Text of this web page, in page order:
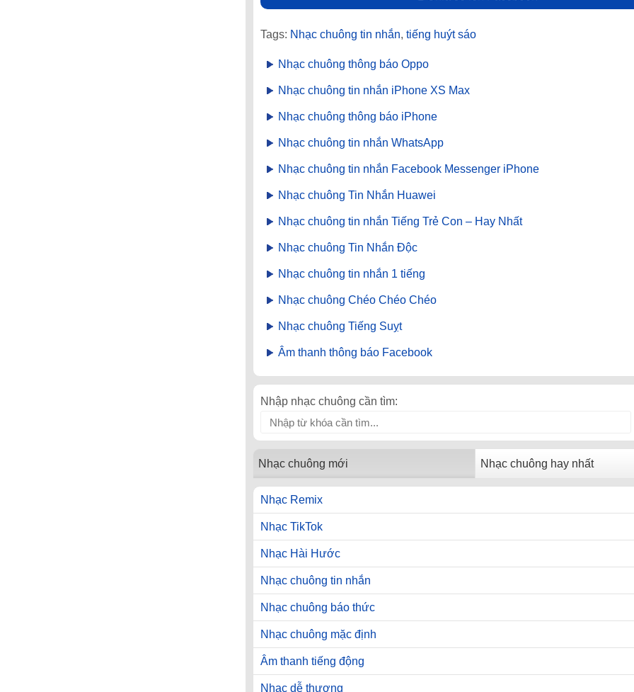
Tags: Nhạc chuông tin nhắn, tiếng huýt sáo
Nhạc chuông thông báo Oppo
Nhạc chuông tin nhắn iPhone XS Max
Nhạc chuông thông báo iPhone
Nhạc chuông tin nhắn WhatsApp
Nhạc chuông tin nhắn Facebook Messenger iPhone
Nhạc chuông Tin Nhắn Huawei
Nhạc chuông tin nhắn Tiếng Trẻ Con – Hay Nhất
Nhạc chuông Tin Nhắn Độc
Nhạc chuông tin nhắn 1 tiếng
Nhạc chuông Chéo Chéo Chéo
Nhạc chuông Tiếng Suỵt
Âm thanh thông báo Facebook
Nhập nhạc chuông cần tìm:
Nhạc chuông mới Nhạc chuông hay nhất
Nhạc Remix
Nhạc TikTok
Nhạc Hài Hước
Nhạc chuông tin nhắn
Nhạc chuông báo thức
Nhạc chuông mặc định
Âm thanh tiếng động
Nhạc dễ thương